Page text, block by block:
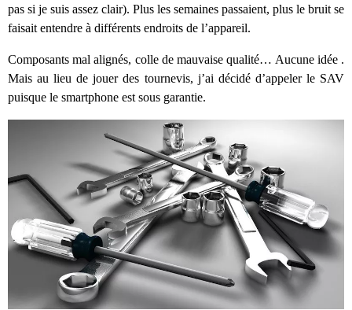
pas si je suis assez clair). Plus les semaines passaient, plus le bruit se
faisait entendre à différents endroits de l’appareil.
Composants mal alignés, colle de mauvaise qualité… Aucune idée .
Mais au lieu de jouer des tournevis, j’ai décidé d’appeler le SAV
puisque le smartphone est sous garantie.